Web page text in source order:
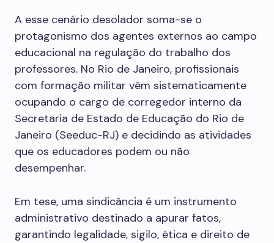
A esse cenário desolador soma-se o
protagonismo dos agentes externos ao campo
educacional na regulação do trabalho dos
professores. No Rio de Janeiro, profissionais
com formação militar vêm sistematicamente
ocupando o cargo de corregedor interno da
Secretaria de Estado de Educação do Rio de
Janeiro (Seeduc-RJ) e decidindo as atividades
que os educadores podem ou não
desempenhar.
Em tese, uma sindicância é um instrumento
administrativo destinado a apurar fatos,
garantindo legalidade, sigilo, ética e direito de